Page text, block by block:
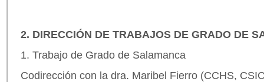
2. DIRECCIÓN DE TRABAJOS DE GRADO DE
1. Trabajo de Grado de Salamanca
Codirección con la dra. Maribel Fierro (CCHS,